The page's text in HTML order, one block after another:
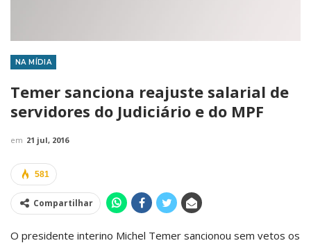
NA MÍDIA
Temer sanciona reajuste salarial de
servidores do Judiciário e do MPF
em 21 jul, 2016
581
Compartilhar
O presidente interino Michel Temer sancionou sem vetos os